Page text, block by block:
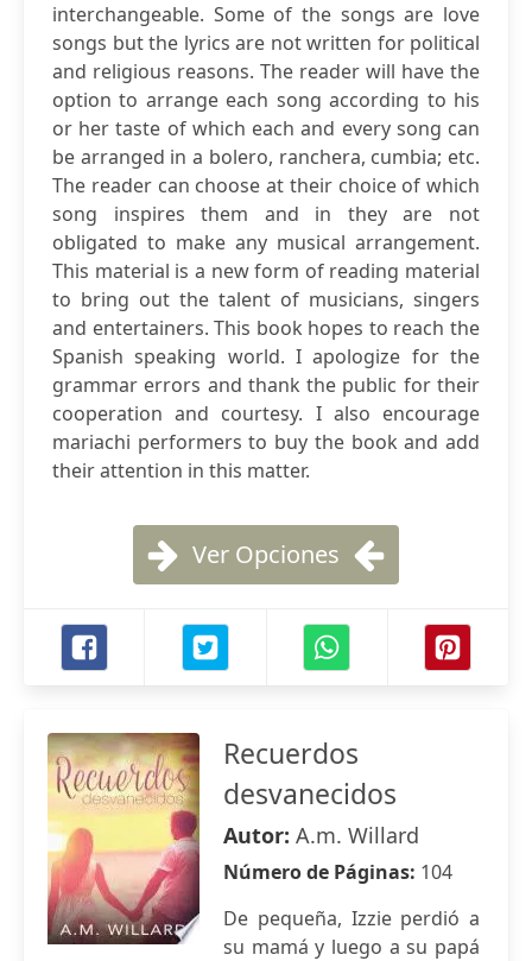
interchangeable. Some of the songs are love
songs but the lyrics are not written for political
and religious reasons. The reader will have the
option to arrange each song according to his
or her taste of which each and every song can
be arranged in a bolero, ranchera, cumbia; etc.
The reader can choose at their choice of which
song inspires them and in they are not
obligated to make any musical arrangement.
This material is a new form of reading material
to bring out the talent of musicians, singers
and entertainers. This book hopes to reach the
Spanish speaking world. I apologize for the
grammar errors and thank the public for their
cooperation and courtesy. I also encourage
mariachi performers to buy the book and add
their attention in this matter.
Ver Opciones
Recuerdos
desvanecidos
Autor: A.m. Willard
Número de Páginas: 104
De pequeña, Izzie perdió a
su mamá y luego a su papá